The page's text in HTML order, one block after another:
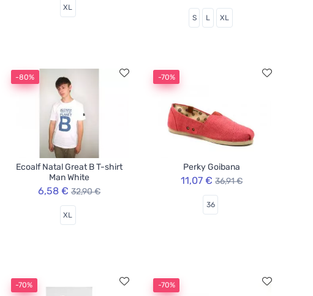
XL
S L XL
-80%
Ecoalf Natal Great B T-shirt
Man White
6,58 € 32,90 €
XL
-70%
Perky Goibana
11,07 € 36,91 €
36
-70% -70%